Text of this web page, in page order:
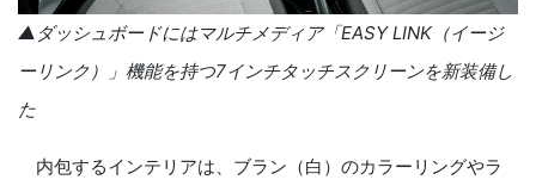
▲ダッシュボードにはマルチメディア「EASY LINK（イージ
ーリンク）」機能を持つ7インチタッチスクリーンを新装備し
た
内包するインテリアは、ブラン（白）のカラーリングやラ